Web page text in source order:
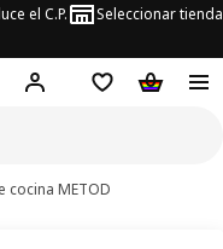
el C.P. Seleccionar tienda
Hej! Iniciar sesión
Lista de deseos
Carrito
cocina METOD